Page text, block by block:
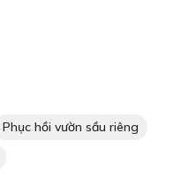
Phục hồi vườn sầu riêng